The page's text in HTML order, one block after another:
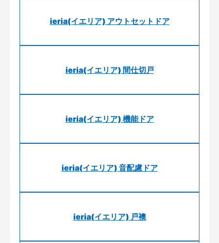
ieria(イエリア) アウトセットドア
ieria(イエリア) 間仕切戸
ieria(イエリア) 機能ドア
ieria(イエリア) 音配慮ドア
ieria(イエリア) 戸襖